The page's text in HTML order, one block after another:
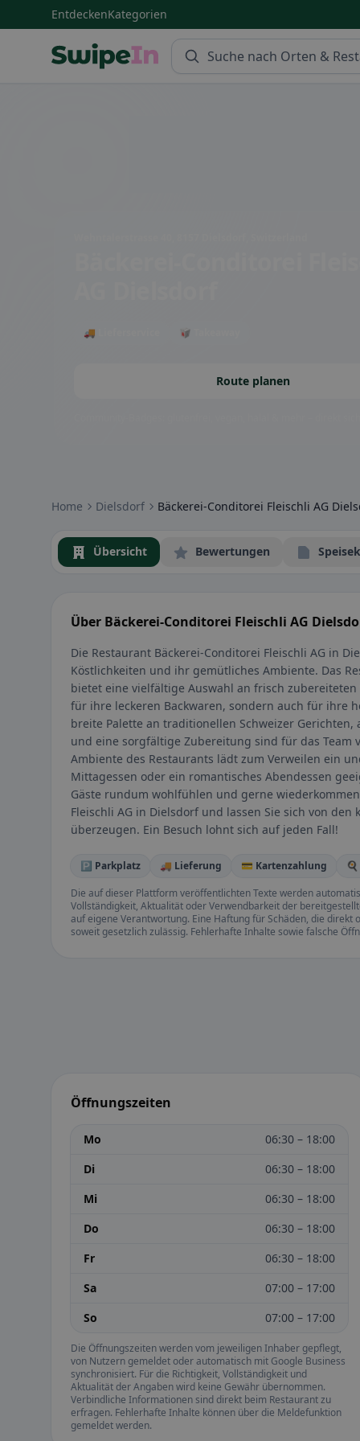
EntdeckenKategorien
🚚 Lieferservice 🥡 Takeaway
Route planen
Home Dielsdorf Bäckerei-Conditorei Fleischli AG
Übersicht Bewertungen
Über Bäckerei-Conditorei Fleischli AG
Die Restaurant Bäckerei-Conditorei Fleischli AG in
Köstlichkeiten und ihr gemütliches Ambiente. Das
bietet eine vielfältige Auswahl an frisch
für ihre leckeren Backwaren, sondern auch für ihre
breite Palette an traditionellen Schweizer
und eine sorgfältige Zubereitung sind für das Team
Ambiente des Restaurants lädt zum Verweilen ein
Mittagessen oder ein romantisches Abendessen
Gäste rundum wohlfühlen und gerne
Fleischli AG in Dielsdorf und lassen Sie sich von
überzeugen. Ein Besuch lohnt sich auf jeden Fall!
🅿️ Parkplatz 🚚 Lieferung 💳 Kartenzahlung
Die auf dieser Plattform veröffentlichten Texte werden
Vollständigkeit, Aktualität oder Verwendbarkeit der
auf eigene Verantwortung. Eine Haftung für Schäden, die
soweit gesetzlich zulässig. Fehlerhafte Inhalte sowie falsche
Öffnungszeiten
Mo
06:30 – 18:00
Di
06:30 – 18:00
Mi
06:30 – 18:00
Do
06:30 – 18:00
Fr
06:30 – 18:00
Sa
07:00 – 17:00
So
07:00 – 17:00
Die Öffnungszeiten werden vom jeweiligen Inhaber gepflegt,
von Nutzern gemeldet oder automatisch mit Google Business
synchronisiert. Für die Richtigkeit, Vollständigkeit und
Aktualität der Angaben wird keine Gewähr übernommen.
Verbindliche Informationen sind direkt beim Restaurant zu
erfragen. Fehlerhafte Inhalte können über die Meldefunktion
gemeldet werden.